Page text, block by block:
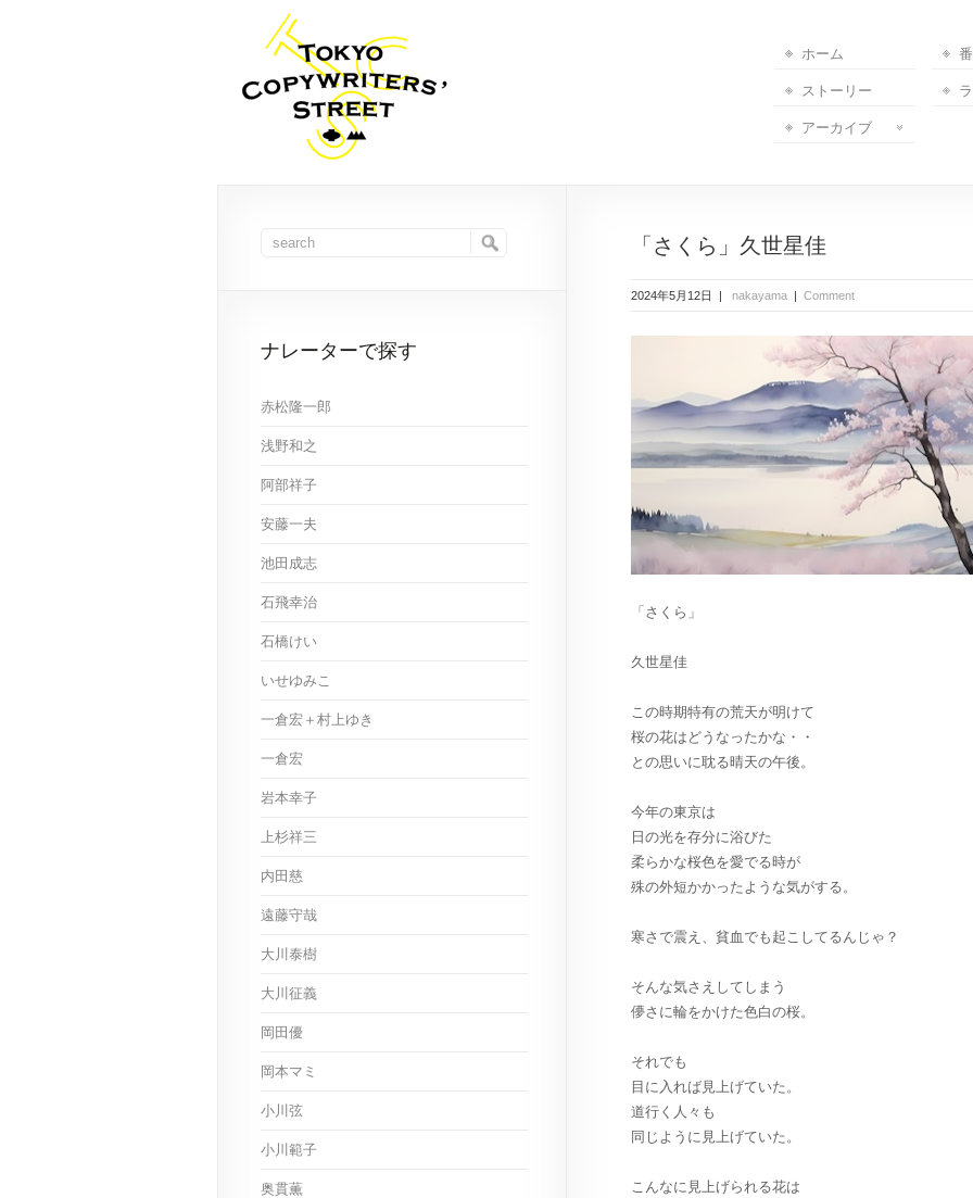
ホーム
ストーリー
アーカイブ
「さくら」久世星佳
2024年5月12日 | nakayama | Comment
「さくら」
久世星佳
この時期特有の荒天が明けて
桜の花はどうなったかな・・
との思いに耽る晴天の午後。
今年の東京は
日の光を存分に浴びた
柔らかな桜色を愛でる時が
殊の外短かかったような気がする。
寒さで震え、貧血でも起こしてるんじゃ？
そんな気さえしてしまう
儚さに輪をかけた色白の桜。
それでも
目に入れば見上げていた。
道行く人々も
同じように見上げていた。
こんなに見上げられる花は
ナレーターで探す
赤松隆一郎
浅野和之
阿部祥子
安藤一夫
池田成志
石飛幸治
石橋けい
いせゆみこ
一倉宏＋村上ゆき
一倉宏
岩本幸子
上杉祥三
内田慈
遠藤守哉
大川泰樹
大川征義
岡田優
岡本マミ
小川弦
小川範子
奥貫薫